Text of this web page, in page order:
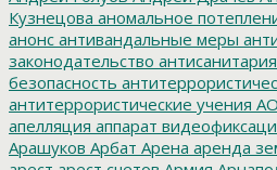
Кузнецова аномальное
анонс антивандальные меры
законодательство антисанитария
безопасность
антитеррористические учения
апелляция аппарат
Арашуков Арбат Арена аренда